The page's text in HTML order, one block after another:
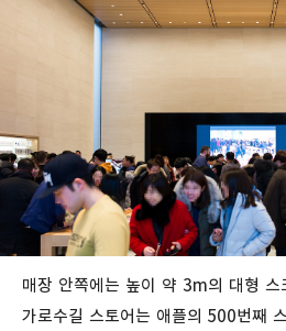
매장 안쪽에는 높이 약 3m의 대형 스
가로수길 스토어는 애플의 500번째